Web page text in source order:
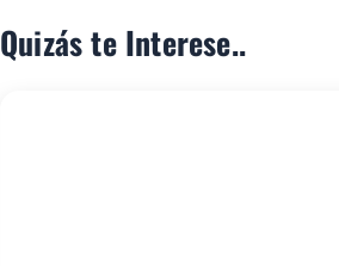
Quizás te Interese..